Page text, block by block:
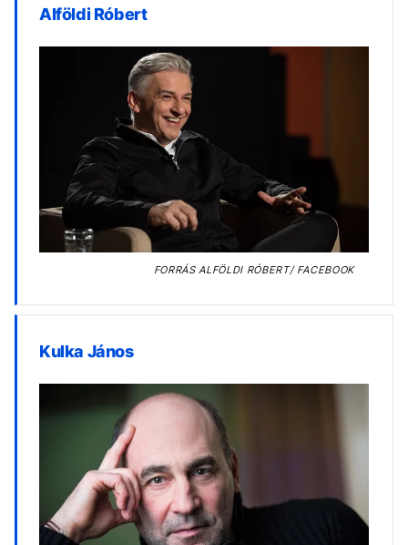
Alföldi Róbert
FORRÁSALFÖLDI RÓBERT/ FACEBOOK
Kulka János